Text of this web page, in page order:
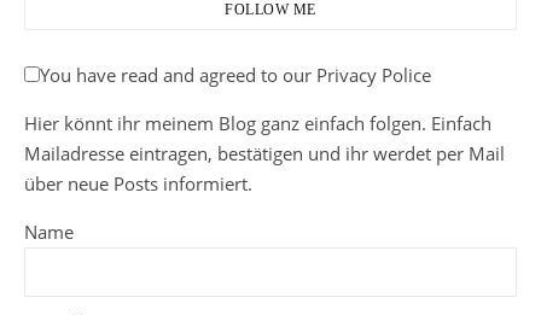
FOLLOW ME
You have read and agreed to our Privacy Police
Hier könnt ihr meinem Blog ganz einfach folgen. Einfach
Mailadresse eintragen, bestätigen und ihr werdet per Mail
über neue Posts informiert.
Name